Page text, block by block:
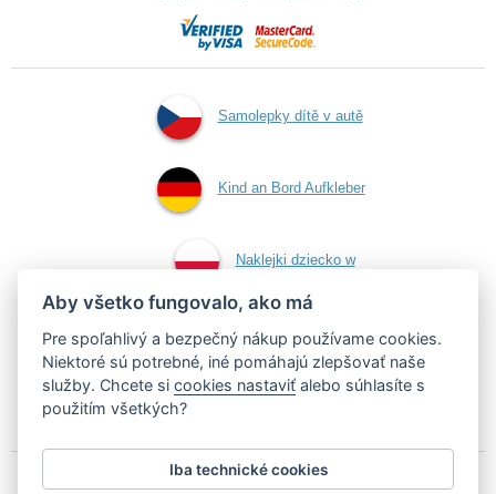
Samolepky dítě v autě
Kind an Bord Aufkleber
Naklejki dziecko w
aucie
Podľa zákona o evidencii tržieb je predávajúci povinný vystaviť
Aby všetko fungovalo, ako má
Pre spoľahlivý a bezpečný nákup používame cookies.
Niektoré sú potrebné, iné pomáhajú zlepšovať naše
služby. Chcete sicookies nastaviť alebo súhlasíte s
použitím všetkých?
Iba technické cookies